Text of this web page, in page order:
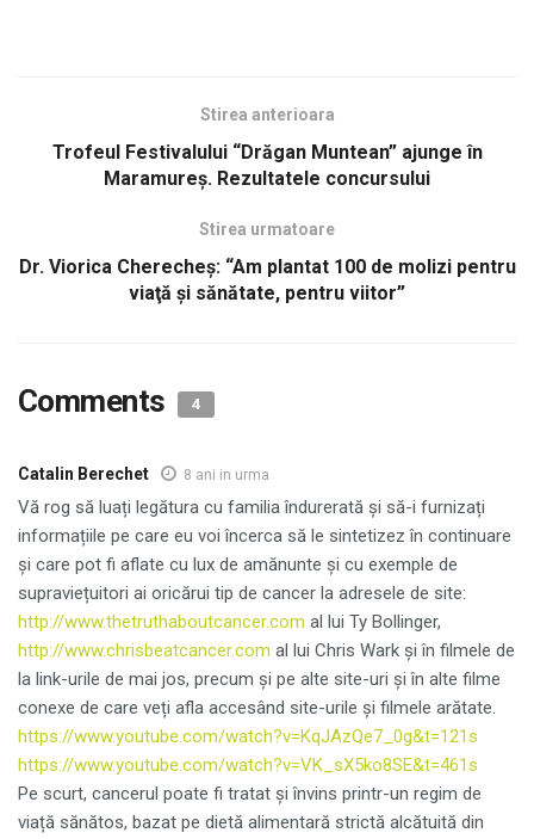
Stirea anterioara
Trofeul Festivalului “Drăgan Muntean” ajunge în
Maramureş. Rezultatele concursului
Stirea urmatoare
Dr. Viorica Cherecheş: “Am plantat 100 de molizi pentru
viaţă şi sănătate, pentru viitor”
Comments 4
Catalin Berechet 8 ani in urma
Vă rog să luați legătura cu familia îndurerată și să-i furnizați
informațiile pe care eu voi încerca să le sintetizez în continuare
și care pot fi aflate cu lux de amănunte și cu exemple de
supraviețuitori ai oricărui tip de cancer la adresele de site:
http://www.thetruthaboutcancer.com al lui Ty Bollinger,
http://www.chrisbeatcancer.com al lui Chris Wark și în filmele de
la link-urile de mai jos, precum și pe alte site-uri și în alte filme
conexe de care veți afla accesând site-urile și filmele arătate.
https://www.youtube.com/watch?v=KqJAzQe7_0g&t=121s
https://www.youtube.com/watch?v=VK_sX5ko8SE&t=461s
Pe scurt, cancerul poate fi tratat și învins printr-un regim de
viață sănătos, bazat pe dietă alimentară strictă alcătuită din